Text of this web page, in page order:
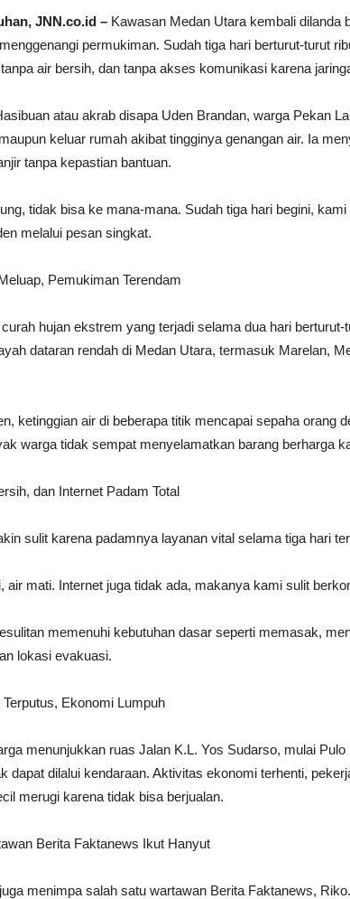
JNN.co.id – Kawasan Medan Utara kembali dilanda
permukiman. Sudah tiga hari berturut-turut
air bersih, dan tanpa akses komunikasi karena
atau akrab disapa Uden Brandan, warga Pekan
keluar rumah akibat tingginya genangan air. Ia
tanpa kepastian bantuan.
tidak bisa ke mana-mana. Sudah tiga hari begini,
melalui pesan singkat.
Pemukiman Terendam
hujan ekstrem yang terjadi selama dua hari
dataran rendah di Medan Utara, termasuk Marelan,
ketinggian air di beberapa titik mencapai sepaha orang
warga tidak sempat menyelamatkan barang berharga
dan Internet Padam Total
sulit karena padamnya layanan vital selama tiga hari
air mati. Internet juga tidak ada, makanya kami sulit
memenuhi kebutuhan dasar seperti memasak,
lokasi evakuasi.
Ekonomi Lumpuh
menunjukkan ruas Jalan K.L. Yos Sudarso, mulai
dapat dilalui kendaraan. Aktivitas ekonomi terhenti,
merugi karena tidak bisa berjualan.
Berita Faktanews Ikut Hanyut
menimpa salah satu wartawan Berita Faktanews,